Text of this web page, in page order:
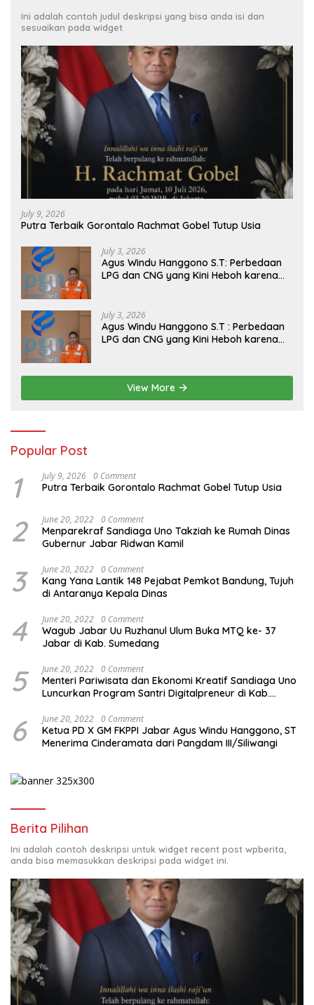
Ini adalah contoh judul deskripsi yang bisa anda isi dan
sesuaikan pada widget
July 9, 2026
Putra Terbaik Gorontalo Rachmat Gobel Tutup Usia
July 3, 2026
Agus Windu Hanggono S.T: Perbedaan
LPG dan CNG yang Kini Heboh karena
July 3, 2026
Agus Windu Hanggono S.T : Perbedaan
LPG dan CNG yang Kini Heboh karena
View More
Popular Post
1 July 9, 2026 0 Comment
Putra Terbaik Gorontalo Rachmat Gobel Tutup Usia
2 June 20, 2022 0 Comment
Menparekraf Sandiaga Uno Takziah ke Rumah Dinas
Gubernur Jabar Ridwan Kamil
3 June 20, 2022 0 Comment
Kang Yana Lantik 148 Pejabat Pemkot Bandung, Tujuh
di Antaranya Kepala Dinas
4 June 20, 2022 0 Comment
Wagub Jabar Uu Ruzhanul Ulum Buka MTQ ke- 37
Jabar di Kab. Sumedang
5 June 20, 2022 0 Comment
Menteri Pariwisata dan Ekonomi Kreatif Sandiaga Uno
Luncurkan Program Santri Digitalpreneur di Kab.
6 June 20, 2022 0 Comment
Ketua PD X GM FKPPI Jabar Agus Windu Hanggono, ST
Menerima Cinderamata dari Pangdam III/Siliwangi
Berita Pilihan
Ini adalah contoh deskripsi untuk widget recent post wpberita,
anda bisa memasukkan deskripsi pada widget ini.